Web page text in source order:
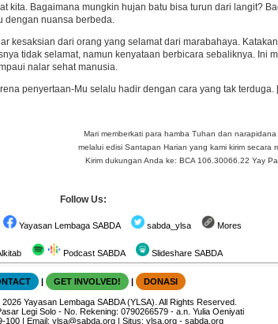
kita. Bagaimana mungkin hujan batu bisa turun dari langit?
dengan nuansa berbeda.
kesaksian dari orang yang selamat dari marabahaya.
tidak selamat, namun kenyataan berbicara sebaliknya. Ini
nalar sehat manusia.
penyertaan-Mu selalu hadir dengan cara yang tak terduga.
Mari memberkati para hamba Tuhan dan
melalui edisi Santapan Harian yang kami kirim secara
Kirim dukungan Anda ke: BCA 106.30066.22 Yay
Follow Us:
Yayasan Lembaga SABDA sabda_ylsa Mores
Podcast SABDA Slideshare SABDA
| GET INVOLVED! | DONASI
2026 Yayasan Lembaga SABDA (YLSA). All Rights Reserved.
Legi Solo - No. Rekening: 0790266579 - a.n. Yulia Oeniyati
100| Email: ylsa@sabda.org| Situs: ylsa.org- sabda.org